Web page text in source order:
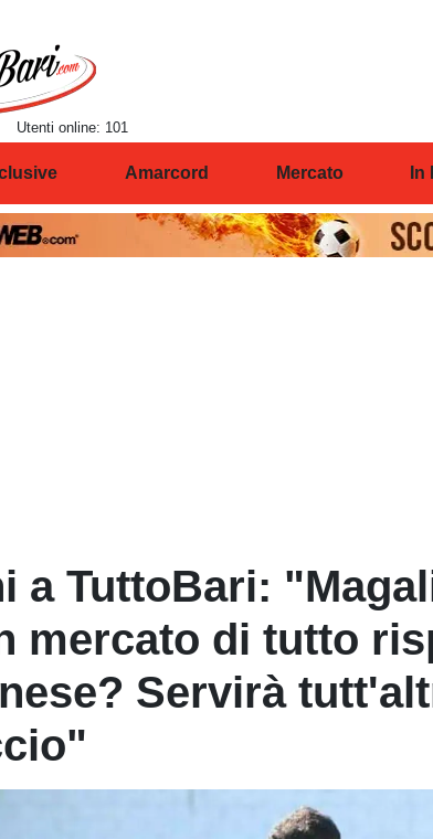
Utenti online: 101
Amarcord Mercato
a TuttoBari:
mercato di tutto
Servirà